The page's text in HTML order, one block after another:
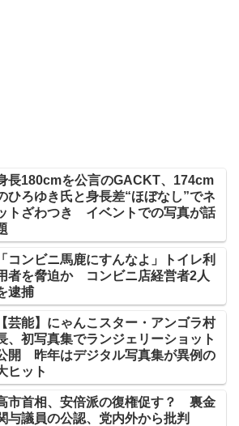
長180cmを公言のGACKT、174cm
ひろゆき氏と身長差“ほぼなし”でネ
トざわつき イベントでの写真が話
「コンビニ馬鹿にすんなよ」トイレ利
者を脅迫か コンビニ店経営者2人
逮捕
【芸能】にゃんこスター・アンゴラ村
、初写真集でランジェリーショット
開 昨年はデジタル写真集が異例の
ヒット
市首相、安倍派の復権促す？ 裏金
与議員の公認、党内外から批判